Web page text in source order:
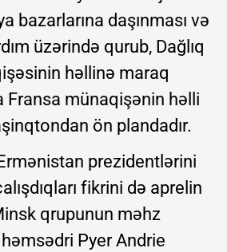
bazarlarına daşınması və
üzərində qurub, Dağlıq
həllinə maraq
Fransa münaqişənin həlli
ön plandadır.
prezidentlərini
fikrini də aprelin
qrupunun məhz
Pyer Andrie